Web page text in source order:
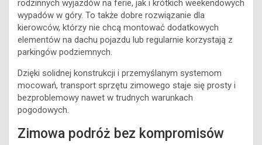
rodzinnych wyjazdów na ferie, jak i krótkich weekendowych
wypadów w góry. To także dobre rozwiązanie dla
kierowców, którzy nie chcą montować dodatkowych
elementów na dachu pojazdu lub regularnie korzystają z
parkingów podziemnych.
Dzięki solidnej konstrukcji i przemyślanym systemom
mocowań, transport sprzętu zimowego staje się prosty i
bezproblemowy nawet w trudnych warunkach
pogodowych.
Zimowa podróż bez kompromisów